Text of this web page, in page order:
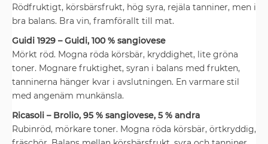
Rödfruktigt, körsbärsfrukt, hög syra, rejäla tanniner, men i
bra balans. Bra vin, framförallt till mat.
Guidi 1929 – Guidi, 100 % sangiovese
Mörkt röd. Mogna röda körsbär, kryddighet, lite gröna
toner. Mognare fruktighet, syran i balans med frukten,
tanninerna hänger kvar i avslutningen. En varmare stil
med angenäm munkänsla.
Ricasoli – Brolio, 95 % sangiovese, 5 % andra
Rubinröd, mörkare toner. Mogna röda körsbär, örtkryddig,